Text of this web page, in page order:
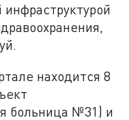
находится 8
больница №31) и